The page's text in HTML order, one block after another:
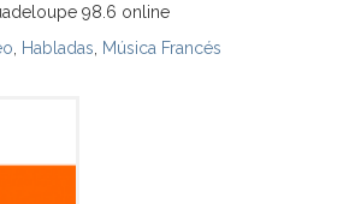
98.6 online
Habladas Música Francés